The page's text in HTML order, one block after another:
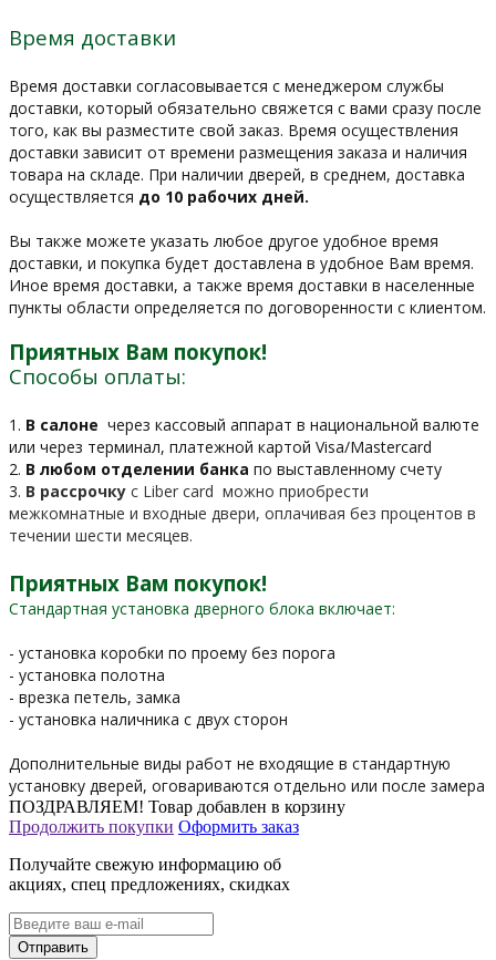
Время доставки
Время доставки согласовывается с менеджером службы
доставки, который обязательно свяжется с вами сразу после
того, как вы разместите свой заказ. Время осуществления
доставки зависит от времени размещения заказа и наличия
товара на складе. При наличии дверей, в среднем, доставка
осуществляется до 10 рабочих дней.
Вы также можете указать любое другое удобное время
доставки, и покупка будет доставлена в удобное Вам время.
Иное время доставки, а также время доставки в населенные
пункты области определяется по договоренности с клиентом.
Приятных Вам покупок!
Способы оплаты:
1. В салоне через кассовый аппарат в национальной валюте
или через терминал, платежной картой Visa/Mastercard
2. В любом отделении банка по выставленному счету
3. В рассрочку c Liber card можно приобрести
межкомнатные и входные двери, оплачивая без процентов в
течении шести месяцев.
Приятных Вам покупок!
Стандартная установка дверного блока включает:
- установка коробки по проему без порога
- установка полотна
- врезка петель, замка
- установка наличника с двух сторон
Дополнительные виды работ не входящие в стандартную
установку дверей, оговариваются отдельно или после замера
ПОЗДРАВЛЯЕМ! Товар добавлен в корзину
Продолжить покупки Оформить заказ
Получайте свежую информацию об
акциях, спец предложениях, скидках